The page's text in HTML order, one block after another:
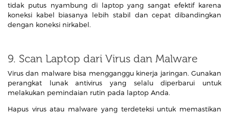
tidak putus nyambung di laptop yang sangat efektif karena
koneksi kabel biasanya lebih stabil dan cepat dibandingkan
dengan koneksi nirkabel.
9. Scan Laptop dari Virus dan Malware
Virus dan malware bisa mengganggu kinerja jaringan. Gunakan
perangkat lunak antivirus yang selalu diperbarui untuk
melakukan pemindaian rutin pada laptop Anda.
Hapus virus atau malware yang terdeteksi untuk memastikan